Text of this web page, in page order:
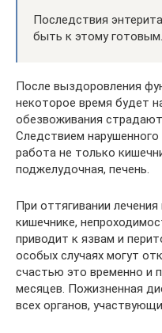
Последствия
быть к этому готовым.
После выздоровления
некоторое время будет
обезвоживания страдают
Следствием нарушенного
работа не только
поджелудочная, печень.
При оттягивании
кишечнике,
приводит к язвам и
особых случаях могут
счастью это временно и
месяцев. Пожизненная
всех органов,